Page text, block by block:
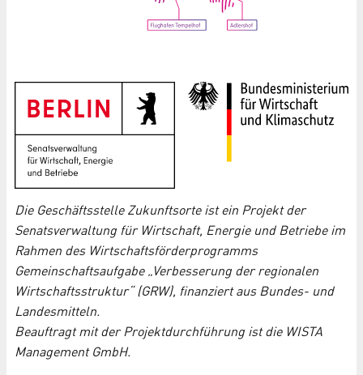
Die Geschäftsstelle Zukunftsorte ist ein Projekt der
Senatsverwaltung für Wirtschaft, Energie und Betriebe im
Rahmen des Wirtschaftsförderprogramms
Gemeinschaftsaufgabe „Verbesserung der regionalen
Wirtschaftsstruktur“ (GRW), finanziert aus Bundes- und
Landesmitteln.
Beauftragt mit der Projektdurchführung ist die WISTA
Management GmbH.